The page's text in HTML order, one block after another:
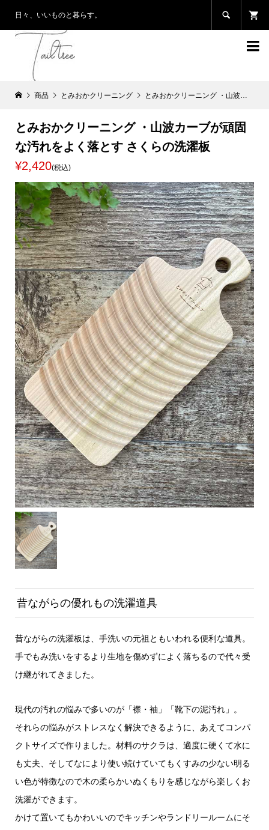
日々、いいものと暮らす。 

商品 とみおかクリーニング とみおかクリーニング ・山波カーブが頑固な汚れをよく落とす さくらの洗濯板
とみおかクリーニング ・山波カーブが頑固
な汚れをよく落とす さくらの洗濯板
¥2,420(税込)
昔ながらの優れもの洗濯道具
昔ながらの洗濯板は、手洗いの元祖ともいわれる便利な道具。
手でもみ洗いをするより生地を傷めずによく落ちるので代々受
け継がれてきました。
現代の汚れの悩みで多いのが「襟・袖」「靴下の泥汚れ」。
それらの悩みがストレスなく解決できるように、あえてコンパ
クトサイズで作りました。材料のサクラは、適度に硬くて水に
も丈夫、そしてなにより使い続けていてもくすみの少ない明る
い色が特徴なので木の柔らかいぬくもりを感じながら楽しくお
洗濯ができます。
かけて置いてもかわいいのでキッチンやランドリールームにそ